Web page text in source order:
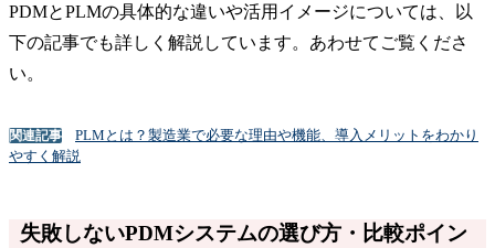
PDMとPLMの具体的な違いや活用イメージについては、以
下の記事でも詳しく解説しています。あわせてご覧くださ
い。
関連記事
PLMとは？製造業で必要な理由や機能、導入メリットをわかり
やすく解説
失敗しないPDMシステムの選び方・比較ポイン